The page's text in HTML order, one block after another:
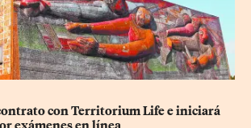
con Territorium Life e iniciará